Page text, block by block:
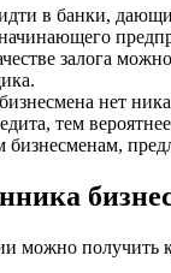
в банки,
залога
нет
тем
можно получить